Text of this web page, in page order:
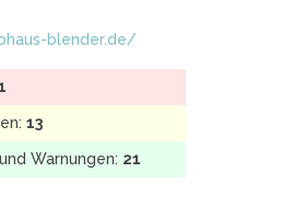
blender.de/
13
Warnungen: 21